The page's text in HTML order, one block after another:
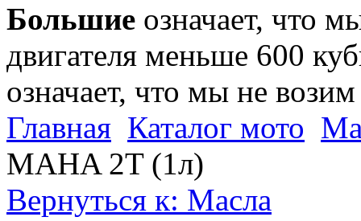
Большие означает, что
двигателя меньше 600
означает, что мы не
Главная Каталог мото
MAHA 2T (1л)
Вернуться к: Масла